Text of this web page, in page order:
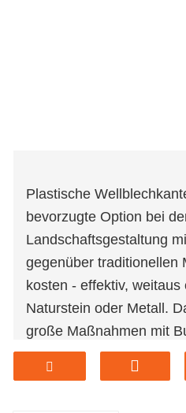
Plastische
bevorzugte Option bei
Landschaftsgestaltung
gegenüber traditionellen
kosten - effektiv,
Naturstein oder Metall.
große Maßnahmen mit
ermöglicht professionell
ohne hohe Kosten.